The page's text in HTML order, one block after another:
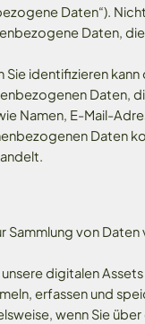
Daten“).
Daten,
Sie identifizieren
Daten,
Namen, E-Mail-
Daten
von Daten
digitalen
erfassen und
wenn Sie